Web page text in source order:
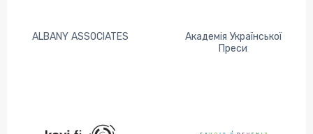
ALBANY ASSOCIATES
Академія Української
Преси